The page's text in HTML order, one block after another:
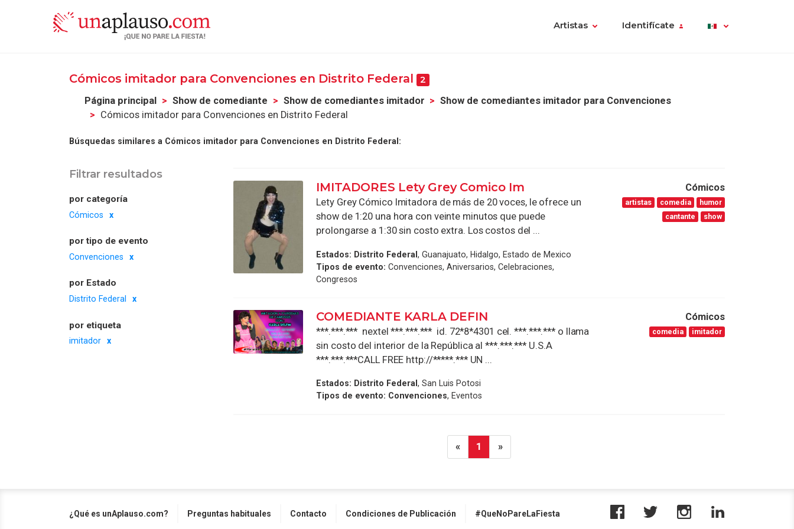
Artistas Identifícate
Cómicos imitador para Convenciones en Distrito Federal 2
Página principal Show de comediante Show de comediantes imitador
Show de comediantes imitador para Convenciones
Cómicos imitador para Convenciones en Distrito Federal
Búsquedas similares a Cómicos imitador para Convenciones en Distrito Federal:
Filtrar resultados
por categoría
Cómicos
por tipo de evento
Convenciones
por Estado
Distrito Federal
por etiqueta
imitador
IMITADORES Lety Grey Comico Im
Lety Grey Cómico Imitadora de más de 20 voces, le ofrece un
show de 1:20 una hora con veinte minutos que puede
prolongarse a 1:30 sin costo extra. Los costos del ...
Estados: Distrito Federal, Guanajuato, Hidalgo, Estado de Mexico
Tipos de evento: Convenciones, Aniversarios, Celebraciones,
Congresos
Cómicos
artistas comedia
humor
cantante
show
COMEDIANTE KARLA DEFIN
***.***.*** nextel ***.***.*** id. 72*8*4301 cel. ***.***.*** o llama
sin costo del interior de la República al ***.***.*** U.S.A
***.***.***CALL FREE http://*****.*** UN ...
Estados: Distrito Federal, San Luis Potosi
Tipos de evento: Convenciones, Eventos
Cómicos
comedia imitador
« 1 »
¿Qué es unAplauso.com? Preguntas habituales Contacto Condiciones de Publicación #QueNoPareLaFiesta